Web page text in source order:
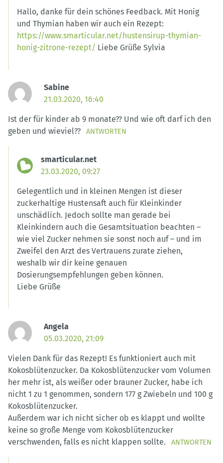
Hallo, danke für dein schönes Feedback. Mit Honig
und Thymian haben wir auch ein Rezept:
https://www.smarticular.net/hustensirup-thymian-
honig-zitrone-rezept/ Liebe Grüße Sylvia
Sabine
21.03.2020, 16:40
Ist der für kinder ab 9 monate?? Und wie oft darf ich den
geben und wieviel??
ANTWORTEN
smarticular.net
23.03.2020, 09:27
Gelegentlich und in kleinen Mengen ist dieser
zuckerhaltige Hustensaft auch für Kleinkinder
unschädlich. Jedoch sollte man gerade bei
Kleinkindern auch die Gesamtsituation beachten –
wie viel Zucker nehmen sie sonst noch auf – und im
Zweifel den Arzt des Vertrauens zurate ziehen,
weshalb wir dir keine genauen
Dosierungsempfehlungen geben können.
Liebe Grüße
Angela
05.03.2020, 21:09
Vielen Dank für das Rezept! Es funktioniert auch mit
Kokosblütenzucker. Da Kokosblütenzucker vom Volumen
her mehr ist, als weißer oder brauner Zucker, habe ich
nicht 1 zu 1 genommen, sondern 177 g Zwiebeln und 100 g
Kokosblütenzucker.
Außerdem war ich nicht sicher ob es klappt und wollte
keine so große Menge vom Kokosblütenzucker
verschwenden, falls es nicht klappen sollte.
ANTWORTEN